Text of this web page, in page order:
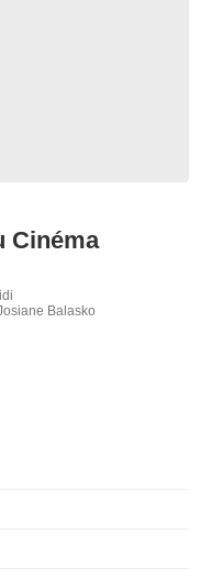
Cinéma
Balasko